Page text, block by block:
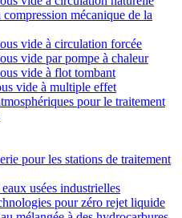
compression mécanique de la
vide à circulation forcée
vide par pompe à chaleur
vide à flot tombant
vide à multiple effet
pour le traitement
pour les stations de traitement
usées industrielles
pour zéro rejet liquide